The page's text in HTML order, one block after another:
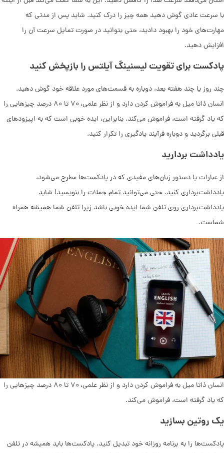
با سرعت عادی گوش دهید همه چیز را درک کنید. شاید پس از مدتی که
مهارت‌های خود را بهبود دادید، حتی بتوانید در صورت تمایل سرعت آن را
افزایش دهید.
پادکست برای تقویت لیسنینگ آیلتس را بازپخش کنید
چند روز یا چند هفته بعد، دوباره به قسمت‌های مورد علاقه خود گوش دهید.
انسان ذاتا میل به فراموش کردن دارد و از نظر علمی، ۷۰ تا ۸۰ درصد چیزهایی را
که یاد گرفته است، فراموش می‌کند. بنابراین، ایده خوبی است که به اپیزودهای
قبلی برگردید و دوباره فرآیند یادگیری را تکرار کنید.
یادداشت بردارید
از عبارات یا دستور زبان‌های مفیدی که در پادکست‌ها مطرح می‌شود،
یادداشت‌برداری کنید. حتی می‌توانید تمام جملات را بنویسید! شاید
یادداشت‌برداری روی تلفن شما ایده خوبی باشد زیرا تلفن شما همیشه همراه
شماست.
انسان ذاتا میل به فراموش کردن دارد و از نظر علمی، ۷۰ تا ۸۰ درصد چیزهایی را
که یاد گرفته است، فراموش می‌کند.
یک روتین بسازید
پادکست‌ها را به برنامه روزانه خود تبدیل کنید. پادکست‌ها باید همیشه در تلفن